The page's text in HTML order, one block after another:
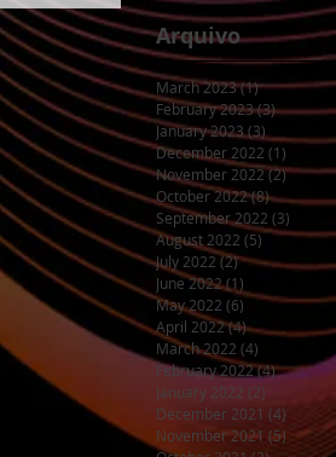
Arquivo
March 2023(1)1 post
February 2023(3)3 posts
January 2023(3)
December 2022 (1)
November 2022(2)2 posts
October 2022(8)8 posts
September 2022 (3)
August 2022 (5)5 posts
July 2022(2)2 posts
June 2022(1)
May 2022 (6) 6 posts
April 2022(4)4 posts
March 2022 (4)
February 2022(4)4 posts
January 2022 (2)
December 2021 (4)
November 2021 (5) 5 posts